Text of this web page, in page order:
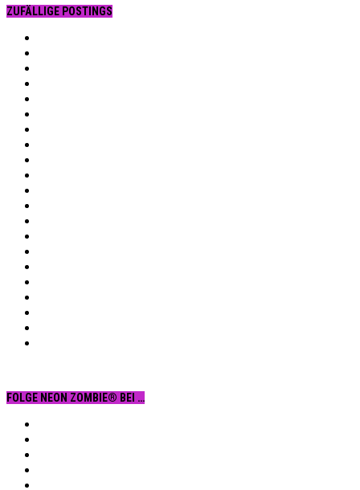
ZUFÄLLIGE POSTINGS
FOLGE NEON ZOMBIE® BEI …